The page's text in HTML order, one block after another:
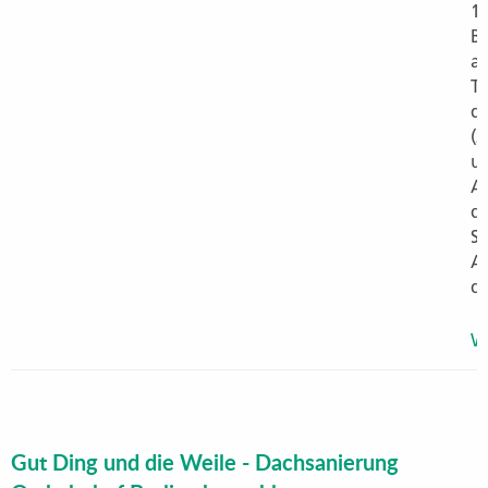
Gut Ding und die Weile - Dachsanierung